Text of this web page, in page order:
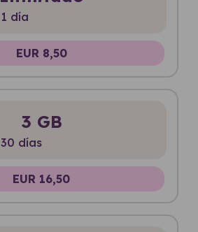
1 día
EUR 8,50
3 GB
30 días
EUR 16,50